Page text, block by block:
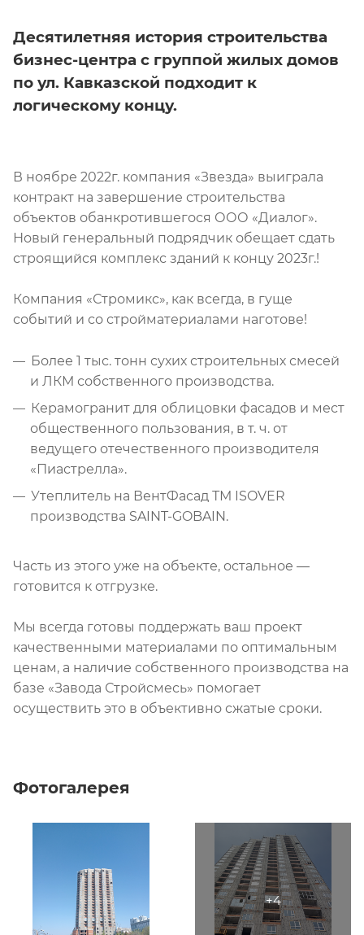
Десятилетняя история строительства
бизнес-центра с группой жилых домов
по ул. Кавказской подходит к
логическому концу.
В ноябре 2022г. компания «Звезда» выиграла
контракт на завершение строительства
объектов обанкротившегося ООО «Диалог».
Новый генеральный подрядчик обещает сдать
строящийся комплекс зданий к концу 2023г.!
Компания «Стромикс», как всегда, в гуще
событий и со стройматериалами наготове!
Более 1 тыс. тонн сухих строительных смесей
и ЛКМ собственного производства.
Керамогранит для облицовки фасадов и мест
общественного пользования, в т. ч. от
ведущего отечественного производителя
«Пиастрелла».
Утеплитель на ВентФасад ТМ ISOVER
производства SAINT-GOBAIN.
Часть из этого уже на объекте, остальное —
готовится к отгрузке.
Мы всегда готовы поддержать ваш проект
качественными материалами по оптимальным
ценам, а наличие собственного производства на
базе «Завода Стройсмесь» помогает
осуществить это в объективно сжатые сроки.
Фотогалерея